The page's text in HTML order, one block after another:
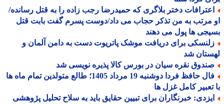
دختر بلاگری که حمیدرضا رجب زاده را به قتل رسانده/
مرتب به من تذکر حجاب می داد/دوست پسرم گفت بابت قتل
ها پول می دهند
برای دریافت موشک پاتریوت دست به دامن آلمان و
شد
نقره سیان در بورس کالا پذیره نویسی شد
فال حافظ فردا دوشنبه 19 مرداد 1405؛ طالع متولدین تمام ماه ها
کامل غزل ها
خبرنگاران برای تبیین حقایق باید به سلاح تحلیل پژوهشی